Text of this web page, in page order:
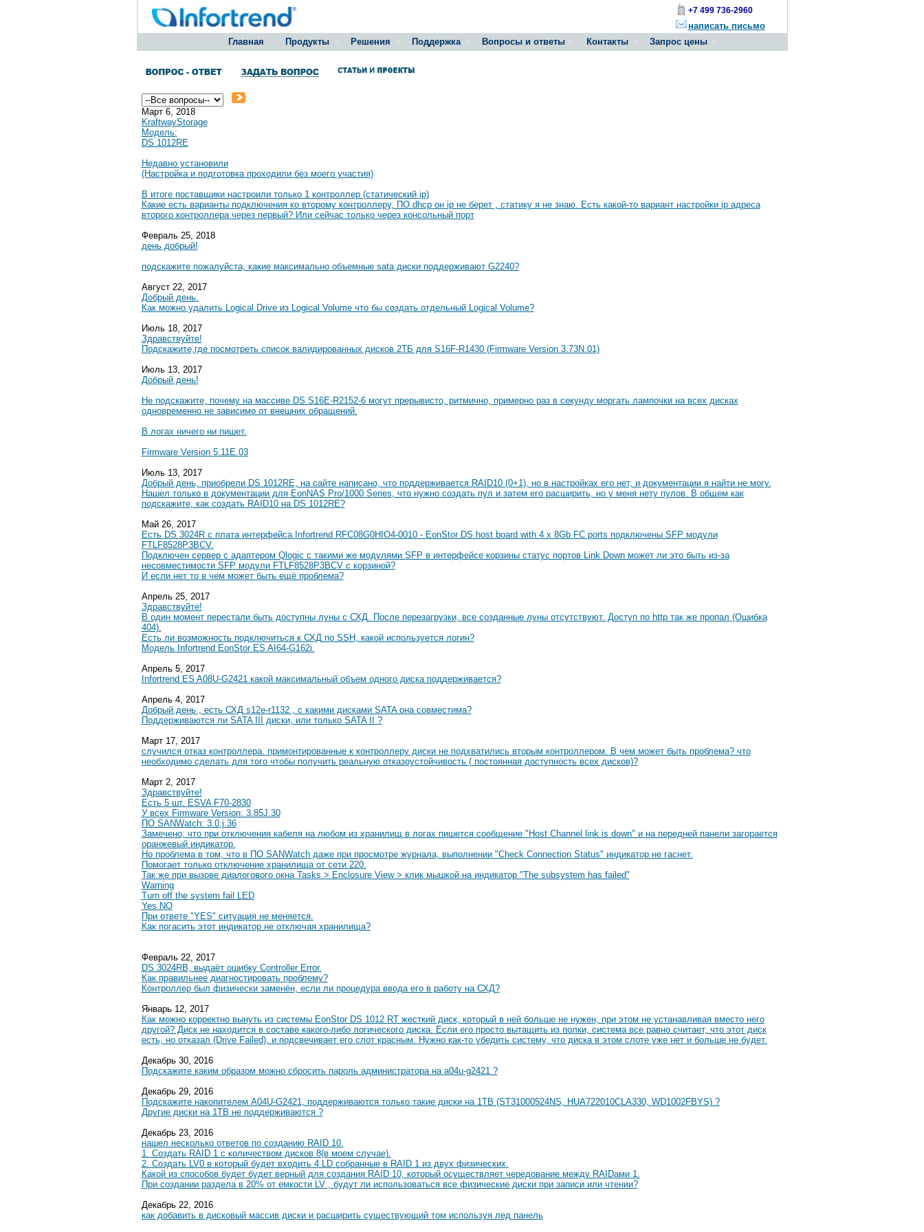
+7 499 736-2960
написать письмо
Главная
Продукты Решения Поддержка Вопросы и ответы Контакты Запрос цены
Март 6, 2018
KraftwayStorage
Модель:
DS 1012RE
Недавно установили
(Настройка и подготовка проходили без моего участия)
В итоге поставщики настроили только 1 контроллер (статический ip)
Какие есть варианты подключения ко второму контроллеру, ПО dhcp он ip не берет , статику я не знаю. Есть какой-то вариант настройки ip адреса
второго контроллера через первый? Или сейчас только через консольный порт
Февраль 25, 2018
день добрый!
подскажите пожалуйста, какие максимально объемные sata диски поддерживают G2240?
Август 22, 2017
Добрый день.
Как можно удалить Logical Drive из Logical Volume что бы создать отдельный Logical Volume?
Июль 18, 2017
Здравствуйте!
Подскажите,где посмотреть список валидированных дисков 2ТБ для S16F-R1430 (Firmware Version 3.73N.01)
Июль 13, 2017
Добрый день!
Не подскажите, почему на массиве DS S16E-R2152-6 могут прерывисто, ритмично, примерно раз в секунду моргать лампочки на всех дисках
одновременно не зависимо от внешних обращений.
В логах ничего ни пишет.
Firmware Version 5.11E.03
Июль 13, 2017
Добрый день, приобрели DS 1012RE, на сайте написано, что поддерживается RAID10 (0+1), но в настройках его нет, и документации я найти не могу.
Нашел только в документации для EonNAS Pro/1000 Series, что нужно создать пул и затем его расширить, но у меня нету пулов. В общем как
подскажите, как создать RAID10 на DS 1012RE?
Май 26, 2017
Есть DS 3024R с плата интерфейса Infortrend RFC08G0HIO4-0010 - EonStor DS host board with 4 x 8Gb FC ports подключены SFP модули
FTLF8528P3BCV.
Подключен сервер с адаптером Qlogic с такими же модулями SFP в интерфейсе корзины статус портов Link Down может ли это быть из-за
несовместимости SFP модули FTLF8528P3BCV с корзиной?
И если нет то в чем может быть ещё проблема?
Апрель 25, 2017
Здравствуйте!
В один момент перестали быть доступны луны с СХД. После перезагрузки, все созданные луны отсутствуют. Доступ по http так же пропал (Ошибка
404).
Есть ли возможность подключиться к СХД по SSH, какой используется логин?
Модель Infortrend EonStor ES AI64-G162i.
Апрель 5, 2017
Infortrend ES A08U-G2421 какой максимальный объем одного диска поддерживается?
Апрель 4, 2017
Добрый день , есть СХД s12e-r1132 , с какими дисками SATA она совместима?
Поддерживаются ли SATA III диски, или только SATA II ?
Март 17, 2017
случился отказ контроллера. примонтированные к контроллеру диски не подхватились вторым контроллером. В чем может быть проблема? что
необходимо сделать для того чтобы получить реальную отказоустойчивость ( постоянная доступность всех дисков)?
Март 2, 2017
Здравствуйте!
Есть 5 шт. ESVA F70-2830
У всех Firmware Version: 3.85J.30
ПО SANWatch: 3.0.j.36
Замечено, что при отключения кабеля на любом из хранилищ в логах пишется сообщение "Host Channel link is down" и на передней панели загорается
оранжевый индикатор.
Но проблема в том, что в ПО SANWatch даже при просмотре журнала, выполнении "Check Connection Status" индикатор не гаснет.
Помогает только отключение хранилища от сети 220.
Так же при вызове диалогового окна Tasks > Enclosure View > клик мышкой на индикатор "The subsystem has failed"
Warning
Turn off the system fail LED
Yes NO
При ответе "YES" ситуация не меняется.
Как погасить этот индикатор не отключая хранилища?
Февраль 22, 2017
DS 3024RB, выдаёт ошибку Controller Error.
Как правильнее диагностировать проблему?
Контроллер был физически заменён, если ли процедура ввода его в работу на СХД?
Январь 12, 2017
Как можно корректно вынуть из системы EonStor DS 1012 RT жесткий диск, который в ней больше не нужен, при этом не устанавливая вместо него
другой? Диск не находится в составе какого-либо логического диска. Если его просто вытащить из полки, система все равно считает, что этот диск
есть, но отказал (Drive Failed), и подсвечивает его слот красным. Нужно как-то убедить систему, что диска в этом слоте уже нет и больше не будет.
Декабрь 30, 2016
Подскажите каким образом можно сбросить пароль администратора на a04u-g2421 ?
Декабрь 29, 2016
Подскажите накопителем A04U-G2421, поддерживаются только такие диски на 1TB (ST31000524NS, HUA722010CLA330, WD1002FBYS) ?
Другие диски на 1TB не поддерживаются ?
Декабрь 23, 2016
нашел несколько ответов по созданию RAID 10.
1. Создать RAID 1 c количеством дисков 8(в моем случае).
2. Создать LV0 в который будет входить 4 LD собранные в RAID 1 из двух физических.
Какой из способов будет будет верный для создания RAID 10, который осуществляет чередование между RAIDами 1.
При создании раздела в 20% от емкости LV , будут ли использоваться все физические диски при записи или чтении?
Декабрь 22, 2016
как добавить в дисковый массив диски и расширить существующий том используя лед панель